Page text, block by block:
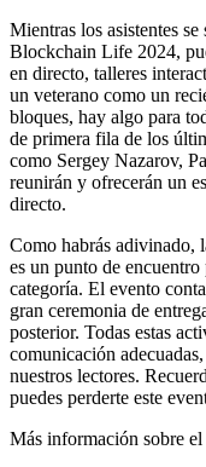
Mientras los asistentes
Blockchain Life 2024,
en directo, talleres
un veterano como un
bloques, hay algo para
de primera fila de los
como Sergey Nazarov,
reunirán y ofrecerán un
directo.
Como habrás adivinado,
es un punto de encuentro
categoría. El evento
gran ceremonia de
posterior. Todas estas
comunicación
nuestros lectores.
puedes perderte este
Más información sobre